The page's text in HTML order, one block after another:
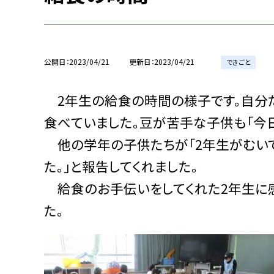
公開日 2023/04/21 更新日 2023/04/21 できごと
2年生の給食の時間の様子です。自分
食べていました。豆が苦手な子供も「今
他の学年の子供たちが「2年生がむい
た。」と報告してくれました。
給食のお手伝いをしてくれた2年生に
た。